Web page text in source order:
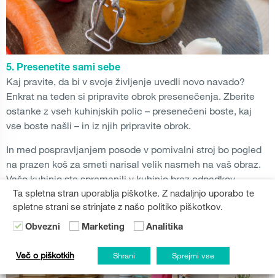
5. Presenetite sami sebe
Kaj pravite, da bi v svoje življenje uvedli novo navado?
Enkrat na teden si pripravite obrok presenečenja. Zberite
ostanke z vseh kuhinjskih polic – presenečeni boste, kaj
vse boste našli – in iz njih pripravite obrok.
In med pospravljanjem posode v pomivalni stroj bo pogled
na prazen koš za smeti narisal velik nasmeh na vaš obraz.
Vašo kuhinjo ste spremenili v kuhinjo brez odpadkov.
Ta spletna stran uporablja piškotke. Z nadaljnjo uporabo te
spletne strani se strinjate z našo politiko piškotkov.
Obvezni Marketing Analitika
Več o piškotkih Shrani Sprejmi vse